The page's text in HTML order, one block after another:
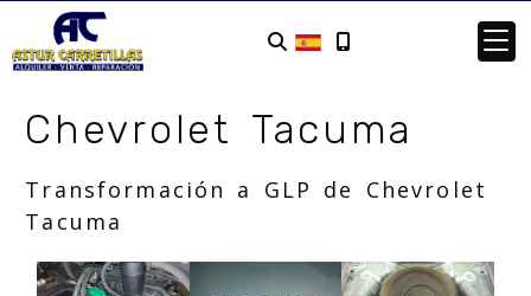
Chevrolet Tacuma
Transformación a GLP de Chevrolet
Tacuma